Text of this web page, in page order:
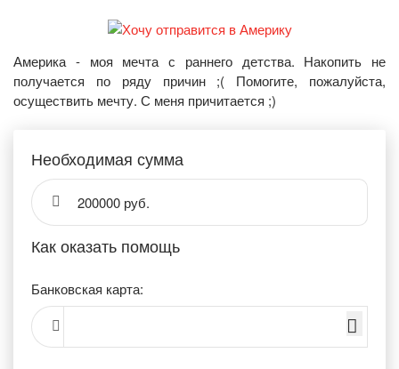
Америка - моя мечта с раннего детства. Накопить не
получается по ряду причин ;( Помогите, пожалуйста,
осуществить мечту. С меня причитается ;)
Необходимая сумма
200000 руб.
Как оказать помощь
Банковская карта: